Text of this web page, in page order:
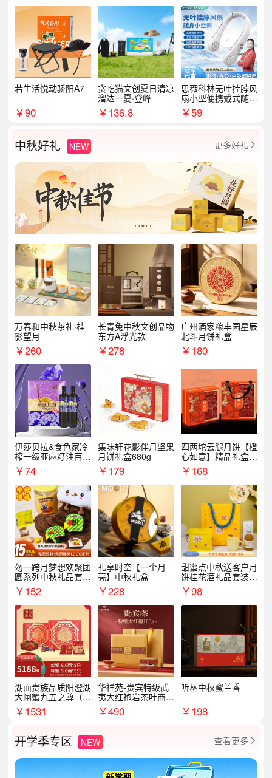
若生活悦动骄阳A7
￥90
贪吃猫文创夏日清凉
溜达一夏·登峰
￥136.8
思薇科林无叶挂脖风
扇小型便携戴式随身
挂脖子降温神器
￥59
中秋好礼 NEW 更多好礼 
万春和中秋茶礼·桂
影望月
￥260
长青兔中秋文创品物
东方A浮光款
￥278
广州酒家粮丰园星辰
北斗月饼礼盒
￥180
伊莎贝拉&食色家冷
榨一级亚麻籽油百紫
千红500ml*2礼盒
￥74
集味轩花影伴月坚果
月饼礼盒680g
￥179
四两坨云腿月饼【橙
心如意】精品礼盒4
50g/盒
￥168
勿一跨月梦想欢聚团
圆系列中秋礼品套装
企业送客户商务伴手
礼
￥152
礼享时空【一个月
亮】中秋礼盒
￥228
甜蜜点中秋送客户月
饼桂花酒礼品套装D
AL1377
￥98
湖面贵族品质阳澄湖
大闸蟹九五之尊（卡
券）5188型
￥1531
华祥苑-贵宾特级武
夷大红袍岩茶叶商务
礼盒中秋节送长辈1
00g
￥490
听丛中秋蜜兰香
￥198
开学季专区 NEW 查看更多 